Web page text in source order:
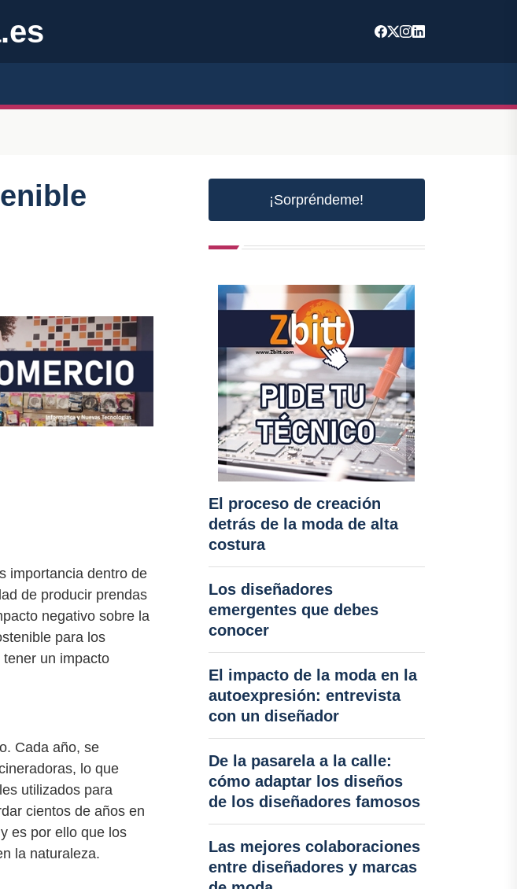
importancia dentro de
de producir prendas
negativo sobre la
para los
un impacto
Cada año, se
lo que
utilizados para
cientos de años en
es por ello que los
la naturaleza.
¡Sorpréndeme!
El proceso de creación
detrás de la moda de alta
costura
Los diseñadores
emergentes que debes
conocer
El impacto de la moda en la
autoexpresión: entrevista
con un diseñador
De la pasarela a la calle:
cómo adaptar los diseños
de los diseñadores famosos
Las mejores colaboraciones
entre diseñadores y marcas